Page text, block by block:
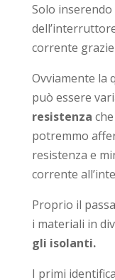
Solo
corrente
Ovviamente la
può essere
resistenza
potremmo
resistenza e
corrente
Proprio il
i materiali in
gli isolanti.
I primi